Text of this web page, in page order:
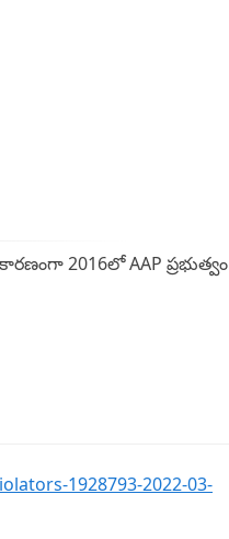
2016లో AAP ప్రభుత్వం
1928793-2022-03-